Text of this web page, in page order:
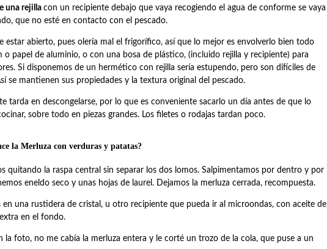
una rejilla con un recipiente debajo que vaya recogiendo el agua de conforme se vaya
que no esté en contacto con el pescado.
estar abierto, pues olería mal el frigorífico, así que lo mejor es envolverlo bien todo
o papel de aluminio, o con una bosa de plástico, (incluido rejilla y recipiente) para
Si disponemos de un hermético con rejilla sería estupendo, pero son difíciles de
se mantienen sus propiedades y la textura original del pescado.
tarda en descongelarse, por lo que es conveniente sacarlo un día antes de que lo
sobre todo en piezas grandes. Los filetes o rodajas tardan poco.
la Merluza con verduras y patatas?
quitando la raspa central sin separar los dos lomos. Salpimentamos por dentro y por
eneldo seco y unas hojas de laurel. Dejamos la merluza cerrada, recompuesta.
en una rustidera de cristal, u otro recipiente que pueda ir al microondas, con aceite de
en el fondo.
la foto, no me cabía la merluza entera y le corté un trozo de la cola, que puse a un